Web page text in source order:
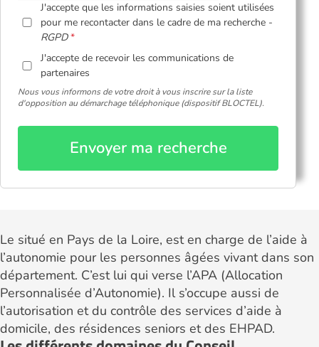
J'accepte que les informations saisies soient utilisées
pour me recontacter dans le cadre de ma recherche -
RGPD
J'accepte de recevoir les communications de
partenaires
Nous vous informons de votre droit à vous inscrire sur la liste
d'opposition au démarchage téléphonique (dispositif BLOCTEL).
Envoyer ma recherche
Le situé en Pays de la Loire, est en charge de l’aide à
l’autonomie pour les personnes âgées vivant dans son
département. C’est lui qui verse l’APA (Allocation
Personnalisée d’Autonomie). Il s’occupe aussi de
l’autorisation et du contrôle des services d’aide à
domicile, des résidences seniors et des EHPAD.